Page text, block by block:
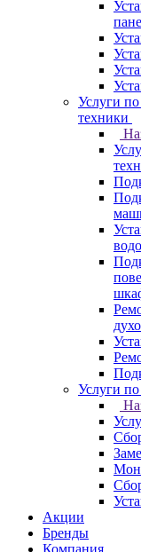
Услуги
техники
Услуги
Акции
Бренды
Компания